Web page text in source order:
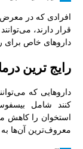
افرادی که در
قرار دارند،
داروهای خاص برای
رایج ترین
داروهایی که
کنند شامل
استخوان را کاهش
معروف‌ترین آن‌ها